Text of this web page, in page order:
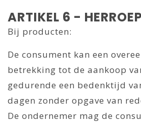
ARTIKEL 6 -
Bij producten:
De consument kan een
betrekking tot de aankoop
gedurende een bedenktijd
dagen zonder opgave van
De ondernemer mag de